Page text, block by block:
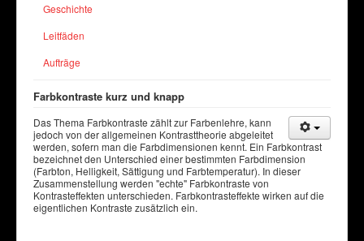
Geschichte
Leitfäden
Aufträge
Farbkontraste kurz und knapp
Das Thema Farbkontraste zählt zur Farbenlehre, kann
jedoch von der allgemeinen Kontrasttheorie abgeleitet
werden, sofern man die Farbdimensionen kennt. Ein Farbkontrast
bezeichnet den Unterschied einer bestimmten Farbdimension
(Farbton, Helligkeit, Sättigung und Farbtemperatur). In dieser
Zusammenstellung werden "echte" Farbkontraste von
Kontrasteffekten unterschieden. Farbkontrasteffekte wirken auf die
eigentlichen Kontraste zusätzlich ein.